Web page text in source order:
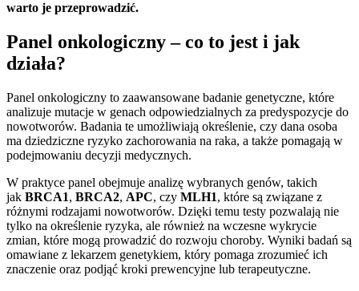
warto je przeprowadzić.
Panel onkologiczny – co to jest i jak
działa?
Panel onkologiczny to zaawansowane badanie genetyczne, które
analizuje mutacje w genach odpowiedzialnych za predyspozycje do
nowotworów. Badania te umożliwiają określenie, czy dana osoba
ma dziedziczne ryzyko zachorowania na raka, a także pomagają w
podejmowaniu decyzji medycznych.
W praktyce panel obejmuje analizę wybranych genów, takich
jak BRCA1, BRCA2, APC, czy MLH1, które są związane z
różnymi rodzajami nowotworów. Dzięki temu testy pozwalają nie
tylko na określenie ryzyka, ale również na wczesne wykrycie
zmian, które mogą prowadzić do rozwoju choroby. Wyniki badań są
omawiane z lekarzem genetykiem, który pomaga zrozumieć ich
znaczenie oraz podjąć kroki prewencyjne lub terapeutyczne.